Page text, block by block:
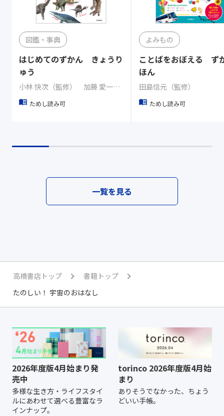
図鑑・事典
はじめてのずかん きょうり
ゅう
小林 快次（監修） 加藤 愛一（イラスト）
ためし読み可
よみもの
ことばをおぼえる ず
ほん
田島信元（監修）
ためし読み可
一覧を見る
高橋書店トップ
書籍トップ
たのしい！ 宇宙のおはなし
2026年度版4月始まり発
売中
多様な生き方・ライフスタイ
ルにあわせて選べる豊富なラ
インナップ。
torinco 2026年度版4月始
まり
ありそうでなかった、ちょう
どいい手帳。